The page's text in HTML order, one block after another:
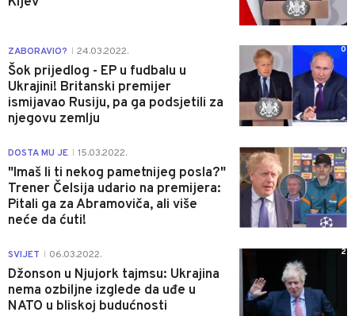
ZABORAVIO? 24.03.2022.
Šok prijedlog - EP u fudbalu u
Ukrajini! Britanski premijer
ismijavao Rusiju, pa ga podsjetili za
njegovu zemlju
0
DOSTA MU JE 15.03.2022.
"Imaš li ti nekog pametnijeg posla?"
Trener Čelsija udario na premijera:
Pitali ga za Abramoviča, ali više
neće da ćuti!
0
SVIJET 06.03.2022.
Džonson u Njujork tajmsu: Ukrajina
nema ozbiljne izglede da uđe u
NATO u bliskoj budućnosti
2